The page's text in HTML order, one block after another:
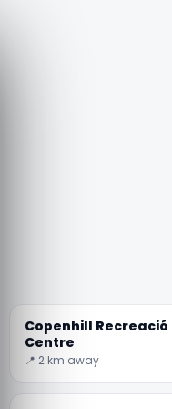
Copenhill Recreació
Centre
📍 2 km away